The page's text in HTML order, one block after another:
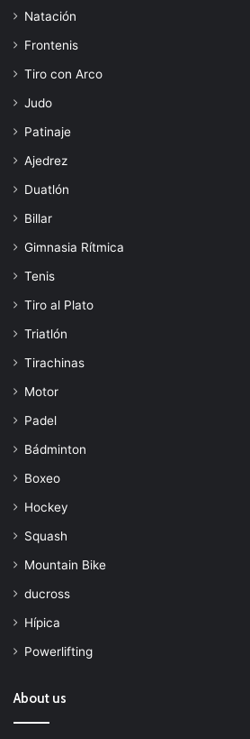
Natación
Frontenis
Tiro con Arco
Judo
Patinaje
Ajedrez
Duatlón
Billar
Gimnasia Rítmica
Tenis
Tiro al Plato
Triatlón
Tirachinas
Motor
Padel
Bádminton
Boxeo
Hockey
Squash
Mountain Bike
ducross
Hípica
Powerlifting
About us